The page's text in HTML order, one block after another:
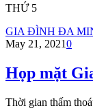
THỨ 5
GIA ĐÌNH ĐA
May 21, 20210
Họp mặt
Thời gian thấm